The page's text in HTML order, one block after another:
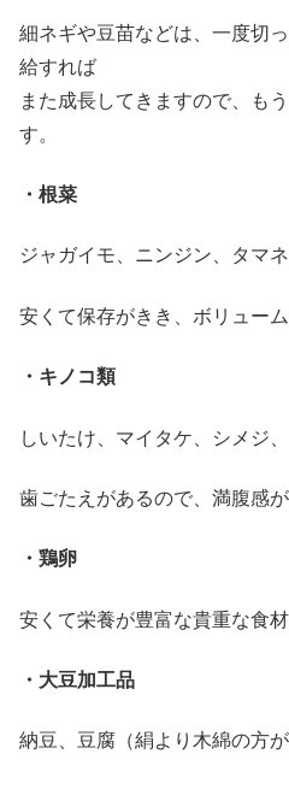
細ネギや豆苗などは、一度切
給すれば
また成長してきますので、も
す。
・根菜
ジャガイモ、ニンジン、タマ
安くて保存がきき、ボリュー
・キノコ類
しいたけ、マイタケ、シメジ
歯ごたえがあるので、満腹感
・鶏卵
安くて栄養が豊富な貴重な食材
・大豆加工品
納豆、豆腐（絹より木綿の方